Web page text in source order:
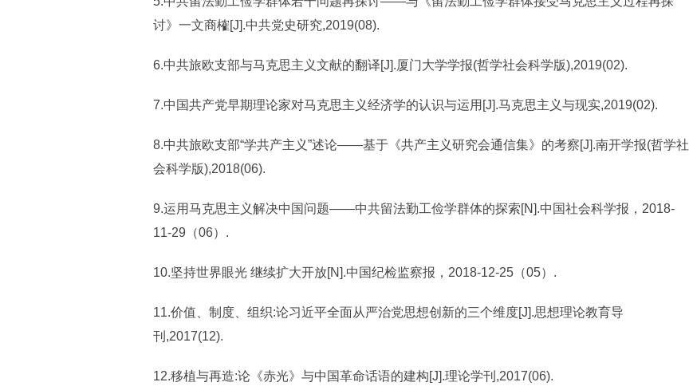
讨》一文商榷[J].中共党史研究,2019(08).
6.中共旅欧支部与马克思主义文献的翻译[J].厦门大学学报(哲学社会科学版),2019(02).
7.中国共产党早期理论家对马克思主义经济学的认识与运用[J].马克思主义与现实,2019(02).
8.中共旅欧支部“学共产主义”述论——基于《共产主义研究会通信集》的考察[J].南开学报(哲学社
会科学版),2018(06).
9.运用马克思主义解决中国问题——中共留法勤工俭学群体的探索[N].中国社会科学报，2018-
11-29（06）.
10.坚持世界眼光 继续扩大开放[N].中国纪检监察报，2018-12-25（05）.
11.价值、制度、组织:论习近平全面从严治党思想创新的三个维度[J].思想理论教育导
刊,2017(12).
12.移植与再造:论《赤光》与中国革命话语的建构[J].理论学刊,2017(06).